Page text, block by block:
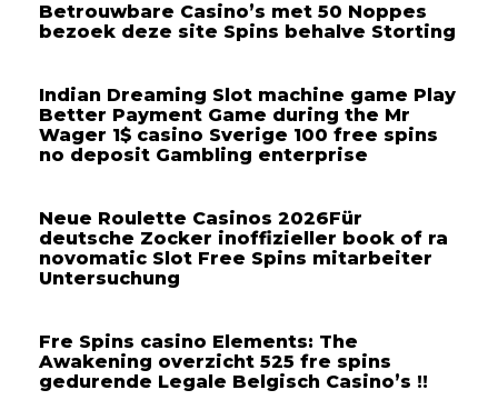
Betrouwbare Casino’s met 50 Noppes
bezoek deze site Spins behalve Storting
Indian Dreaming Slot machine game Play
Better Payment Game during the Mr
Wager 1$ casino Sverige 100 free spins
no deposit Gambling enterprise
Neue Roulette Casinos 2026Für
deutsche Zocker inoffizieller book of ra
novomatic Slot Free Spins mitarbeiter
Untersuchung
Fre Spins casino Elements: The
Awakening overzicht 525 fre spins
gedurende Legale Belgisch Casino’s !!